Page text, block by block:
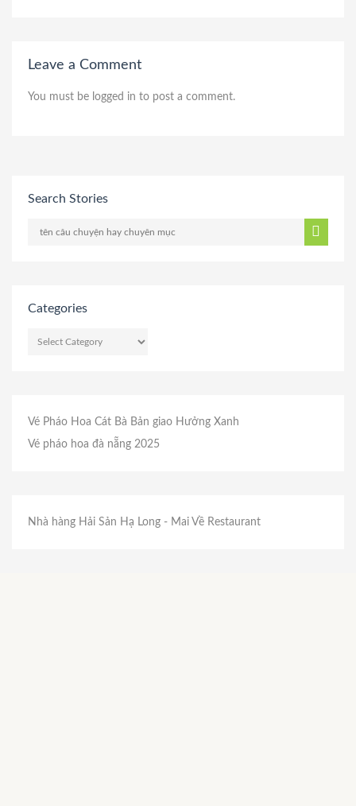
Leave a Comment
You must be logged in to post a comment.
Search Stories
Categories
Vé Pháo Hoa Cát Bà Bản giao Hưởng Xanh
Vé pháo hoa đà nẵng 2025
Nhà hàng Hải Sản Hạ Long - Mai Về Restaurant